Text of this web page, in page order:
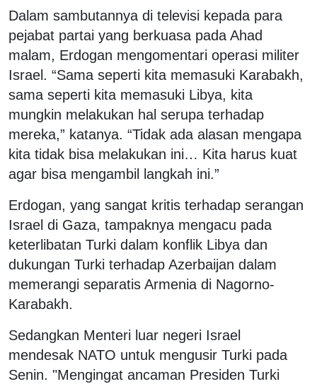
Dalam sambutannya di televisi kepada para
pejabat partai yang berkuasa pada Ahad
malam, Erdogan mengomentari operasi militer
Israel. “Sama seperti kita memasuki Karabakh,
sama seperti kita memasuki Libya, kita
mungkin melakukan hal serupa terhadap
mereka,” katanya. “Tidak ada alasan mengapa
kita tidak bisa melakukan ini… Kita harus kuat
agar bisa mengambil langkah ini.”
Erdogan, yang sangat kritis terhadap serangan
Israel di Gaza, tampaknya mengacu pada
keterlibatan Turki dalam konflik Libya dan
dukungan Turki terhadap Azerbaijan dalam
memerangi separatis Armenia di Nagorno-
Karabakh.
Sedangkan Menteri luar negeri Israel
mendesak NATO untuk mengusir Turki pada
Senin. "Mengingat ancaman Presiden Turki